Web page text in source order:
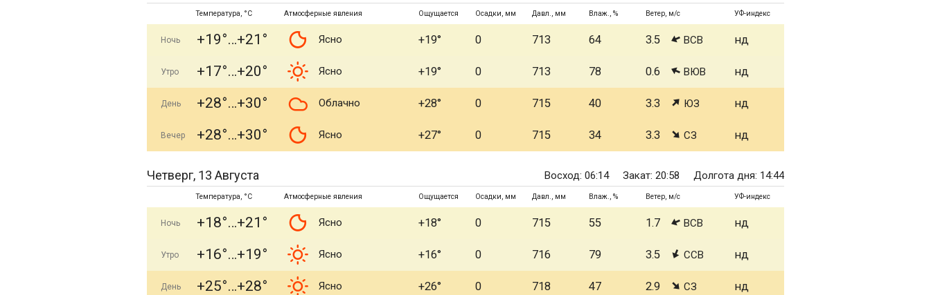
Температура, °C Атмосферные явления Ощущается Осадки, мм Давл., мм Влаж., % Ветер, м/с УФ-индекс
Ночь +19° +21° Ясно +19° 0 713 64 3.5 ВСВ нд
Утро +17° +20° Ясно +19° 0 713 78 0.6 ВЮВ нд
День +28° +30° Облачно +28° 0 715 40 3.3 ЮЗ нд
Вечер +28° +30° Ясно +27° 0 715 34 3.3 СЗ нд
Четверг, 13 Августа Восход: 06:14 Закат: 20:58 Долгота дня: 14:44
Температура, °C Атмосферные явления Ощущается Осадки, мм Давл., мм Влаж., % Ветер, м/с УФ-индекс
Ночь +18° +21° Ясно +18° 0 715 55 1.7 ВСВ нд
Утро +16° +19° Ясно +16° 0 716 79 3.5 ССВ нд
День +25° +28° Ясно +26° 0 718 47 2.9 СЗ нд